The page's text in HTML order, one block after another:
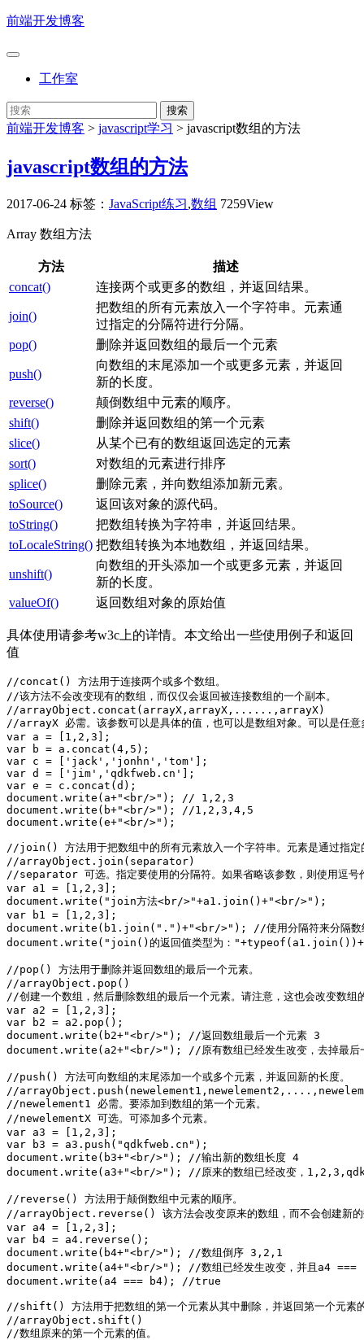
前端开发博客
工作室
前端开发博客 > javascript学习 > javascript数组的方法
javascript数组的方法
2017-06-24 标签： JavaScript练习,数组 7259View
Array 数组方法
方法
描述
concat()
连接两个或更多的数组，并返回结果。
join()
把数组的所有元素放入一个字符串。元素通
过指定的分隔符进行分隔。
pop()
删除并返回数组的最后一个元素
push()
向数组的末尾添加一个或更多元素，并返回
新的长度。
reverse()
颠倒数组中元素的顺序。
shift()
删除并返回数组的第一个元素
slice()
从某个已有的数组返回选定的元素
sort()
对数组的元素进行排序
splice()
删除元素，并向数组添加新元素。
toSource()
返回该对象的源代码。
toString()
把数组转换为字符串，并返回结果。
toLocaleString() 把数组转换为本地数组，并返回结果。
unshift()
向数组的开头添加一个或更多元素，并返回
新的长度。
valueOf()
返回数组对象的原始值
具体使用请参考w3c上的详情。本文给出一些使用例子和返回
值
//concat() 方法用于连接两个或多个数组。
//该方法不会改变现有的数组，而仅仅会返回被连接数组的一个副本。
//arrayObject.concat(arrayX,arrayX,......,arrayX)
//arrayX 必需。该参数可以是具体的值，也可以是数组对象。可以是任意
var a = [1,2,3];
var b = a.concat(4,5);
var c = ['jack','jonhn','tom'];
var d = ['jim','qdkfweb.cn'];
var e = c.concat(d);
document.write(a+"<br/>"); // 1,2,3
document.write(b+"<br/>"); //1,2,3,4,5
document.write(e+"<br/>");
//join() 方法用于把数组中的所有元素放入一个字符串。元素是通过指定
//arrayObject.join(separator)
//separator 可选。指定要使用的分隔符。如果省略该参数，则使用逗号
var a1 = [1,2,3];
document.write("join方法<br/>"+a1.join()+"<br/>");
var b1 = [1,2,3];
document.write(b1.join(".")+"<br/>"); //使用分隔符来分隔数组
document.write("join()的返回值类型为：
//pop() 方法用于删除并返回数组的最后一个元素。
//arrayObject.pop()
//创建一个数组，然后删除数组的最后一个元素。请注意，这也会改变数组
var a2 = [1,2,3];
var b2 = a2.pop();
document.write(b2+"<br/>"); //返回数组最后一个元素 3
document.write(a2+"<br/>"); //原有数组已经发生改变，去掉最后
//push() 方法可向数组的末尾添加一个或多个元素，并返回新的长度。
//
//newelement1 必需。要添加到数组的第一个元素。
//newelementX 可选。可添加多个元素。
var a3 = [1,2,3];
var b3 = a3.push("qdkfweb.cn");
document.write(b3+"<br/>"); //输出新的数组长度 4
document.write(a3+"<br/>"); //原来的数组已经改变，
//reverse() 方法用于颠倒数组中元素的顺序。
//arrayObject.reverse() 该方法会改变原来的数组，而不会创建新的
var a4 = [1,2,3];
var b4 = a4.reverse();
document.write(b4+"<br/>"); //数组倒序 3,2,1
document.write(a4+"<br/>"); //数组已经发生改变，并且a4 ===
document.write(a4 === b4); //true
//shift() 方法用于把数组的第一个元素从其中删除，并返回第一个元素
//arrayObject.shift()
//数组原来的第一个元素的值。